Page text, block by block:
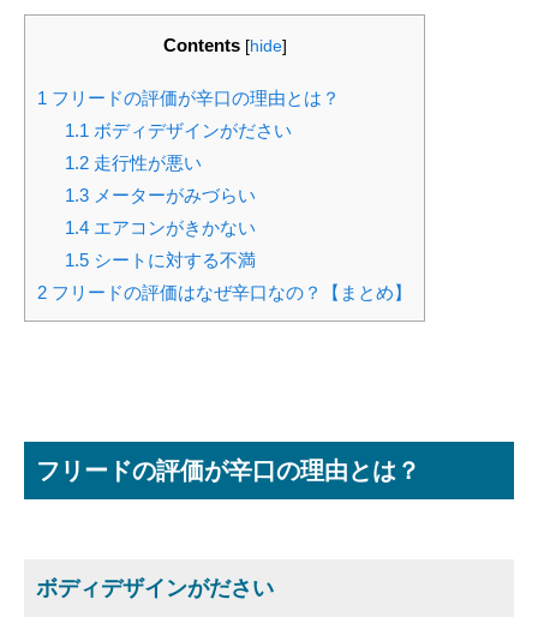
Contents [hide]
1 フリードの評価が辛口の理由とは？
1.1 ボディデザインがださい
1.2走行性が悪い
1.3メーターがみづらい
1.4エアコンがきかない
1.5シートに対する不満
2 フリードの評価はなぜ辛口なの？【まとめ】
フリードの評価が辛口の理由とは？
ボディデザインがださい